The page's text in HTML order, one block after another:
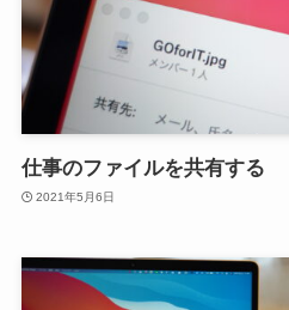
仕事のファイルを共有する
2021年5月6日